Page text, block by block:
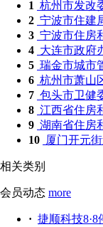
1 杭州市发改
2 宁波市住建
3 宁波市住房
4 大连市政府
5 瑞金市城市
6 杭州市萧山
7 包头市卫健
8 江西省住房
9 湖南省住房
10 厦门开元
相关类别
会员动态 more
· 捷顺科技